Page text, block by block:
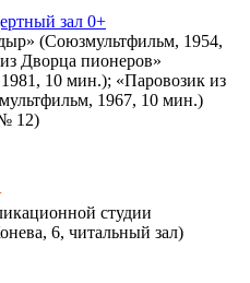
зал 0+
(Союзмультфильм, 1954,
Дворца пионеров»
10 мин.); «Паровозик из
1967, 10 мин.)
12)
студии
6, читальный зал)